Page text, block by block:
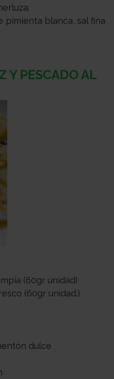
pimienta blanca, sal fina
Y PESCADO AL
(60gr unidad)
(60gr unidad.)
dulce